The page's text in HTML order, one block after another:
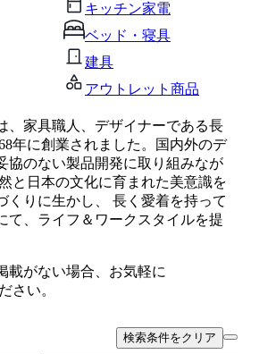
キッチン家電
ベッド・寝具
建具
アウトレット商品
、家具職人、デザイナーである長
年に創業されました。国内外のデ
協のない製品開発に取り組みなが
と日本の文化に育まれた美意識を
くりに生かし、 長く愛着を持って
て、ライフ＆ワークスタイルを提
載がない場合、お気軽に
さい。
検索条件をクリア